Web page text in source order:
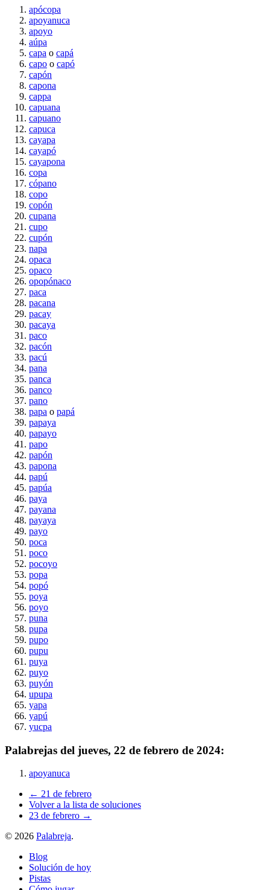
apócopa
apoyanuca
apoyo
aúpa
capa o capá
capo o capó
capón
capona
cappa
capuana
capuano
capuca
cayapa
cayapó
cayapona
copa
cópano
copo
copón
cupana
cupo
cupón
napa
opaca
opaco
opopónaco
paca
pacana
pacay
pacaya
paco
pacón
pacú
pana
panca
panco
pano
papa o papá
papaya
papayo
papo
papón
papona
papú
papúa
paya
payana
payaya
payo
poca
poco
pocoyo
popa
popó
poya
poyo
puna
pupa
pupo
pupu
puya
puyo
puyón
upupa
yapa
yapú
yucpa
Palabrejas del jueves, 22 de febrero de 2024:
apoyanuca
← 21 de febrero
Volver a la lista de soluciones
23 de febrero →
© 2026 Palabreja.
Blog
Solución de hoy
Pistas